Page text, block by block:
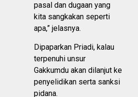
pasal dan dugaan yang
kita sangkakan seperti
apa,” jelasnya.
Dipaparkan Priadi, kalau
terpenuhi unsur
Gakkumdu akan dilanjut ke
penyelidikan serta sanksi
pidana.